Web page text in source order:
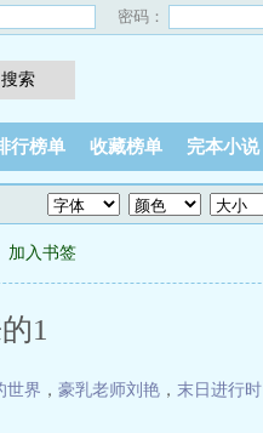
密码：
行榜单 收藏榜单 完本小说
加入书签
1
世界 ， 豪乳老师刘艳 ， 末日进行时